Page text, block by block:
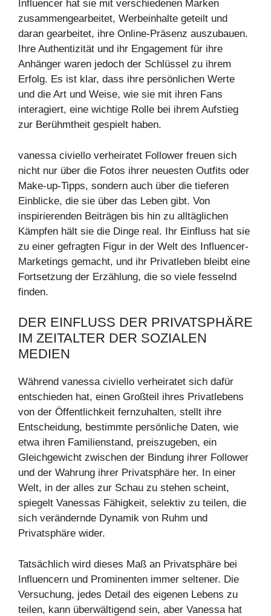
Influencer hat sie mit verschiedenen Marken
zusammengearbeitet, Werbeinhalte geteilt und
daran gearbeitet, ihre Online-Präsenz auszubauen.
Ihre Authentizität und ihr Engagement für ihre
Anhänger waren jedoch der Schlüssel zu ihrem
Erfolg. Es ist klar, dass ihre persönlichen Werte
und die Art und Weise, wie sie mit ihren Fans
interagiert, eine wichtige Rolle bei ihrem Aufstieg
zur Berühmtheit gespielt haben.
vanessa civiello verheiratet Follower freuen sich
nicht nur über die Fotos ihrer neuesten Outfits oder
Make-up-Tipps, sondern auch über die tieferen
Einblicke, die sie über das Leben gibt. Von
inspirierenden Beiträgen bis hin zu alltäglichen
Kämpfen hält sie die Dinge real. Ihr Einfluss hat sie
zu einer gefragten Figur in der Welt des Influencer-
Marketings gemacht, und ihr Privatleben bleibt eine
Fortsetzung der Erzählung, die so viele fesselnd
finden.
DER EINFLUSS DER PRIVATSPHÄRE
IM ZEITALTER DER SOZIALEN
MEDIEN
Während vanessa civiello verheiratet sich dafür
entschieden hat, einen Großteil ihres Privatlebens
von der Öffentlichkeit fernzuhalten, stellt ihre
Entscheidung, bestimmte persönliche Daten, wie
etwa ihren Familienstand, preiszugeben, ein
Gleichgewicht zwischen der Bindung ihrer Follower
und der Wahrung ihrer Privatsphäre her. In einer
Welt, in der alles zur Schau zu stehen scheint,
spiegelt Vanessas Fähigkeit, selektiv zu teilen, die
sich verändernde Dynamik von Ruhm und
Privatsphäre wider.
Tatsächlich wird dieses Maß an Privatsphäre bei
Influencern und Prominenten immer seltener. Die
Versuchung, jedes Detail des eigenen Lebens zu
teilen, kann überwältigend sein, aber Vanessa hat